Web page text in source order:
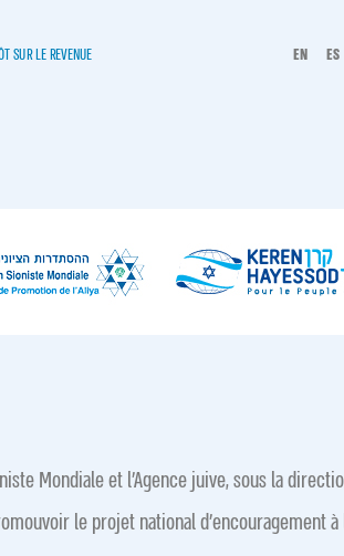
SUR LE REVENUE EN ES
Mondiale et l’Agence juive, sous la
le projet national d’encouragement